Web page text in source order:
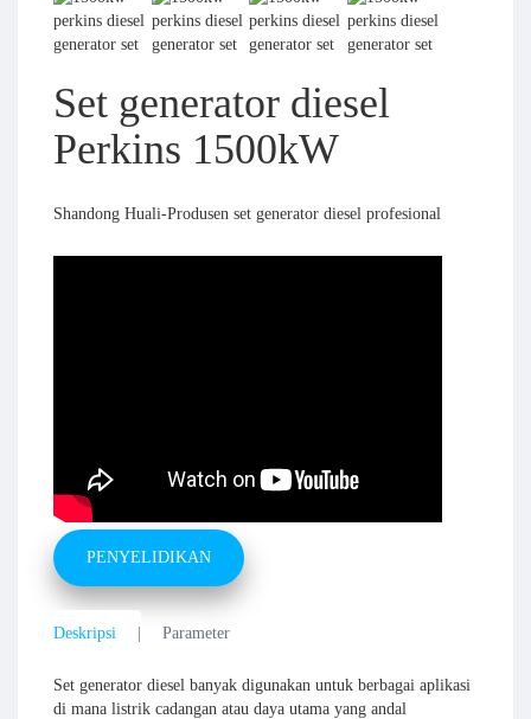
Set generator diesel
Perkins 1500kW
Shandong Huali-Produsen set generator diesel profesional
PENYELIDIKAN
Deskripsi Parameter
Set generator diesel banyak digunakan untuk berbagai aplikasi
di mana listrik cadangan atau daya utama yang andal